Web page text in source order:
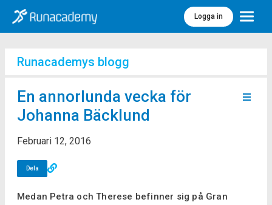
Logga in Meny
Runacademys blogg
En annorlunda vecka för
Johanna Bäcklund
Februari 12, 2016
Dela
Medan Petra och Therese befinner sig på Gran